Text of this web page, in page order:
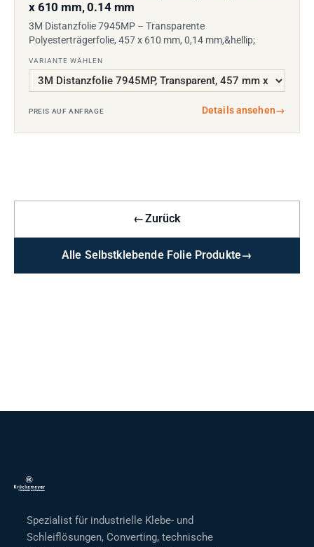
x 610 mm, 0.14 mm
3M Distanzfolie 7945MP – Transparente
Polyesterträgerfolie, 457 x 610 mm, 0,14 mm,&hellip;
VARIANTE WÄHLEN
PREIS AUF ANFRAGE Details ansehen→
←Zurück
Alle Selbstklebende Folie Produkte→
Spezialist für industrielle Klebe- und
Schleiflösungen, Converting, technische